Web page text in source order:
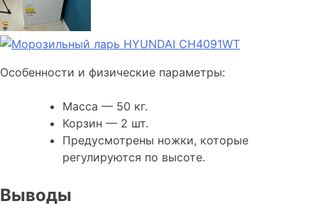
Особенности и физические параметры:
Масса — 50 кг.
Корзин — 2 шт.
Предусмотрены ножки, которые
регулируются по высоте.
Выводы